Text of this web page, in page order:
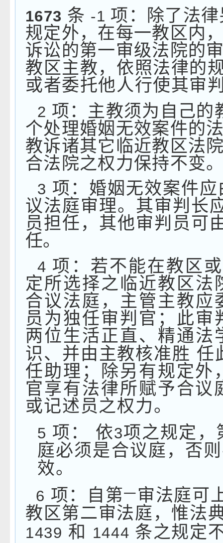
1673 条 -1 项：除了法
规定外，在每一教区内
诉讼的第一审级法院的
教区主教，依照法律的
或者委托他人行使其审
2 项：主教须为自己的
个处理婚姻无效案件的
教诉诸其它临近教区法
合法院之权力保持不变
3 项：婚姻无效案件
议法庭审理。其审判长
员担任，其他审判员可
任。
4 项：若不能在教区
定所选择之临近教区法
合议法庭，主管主教应
员为独任审判官；此审
两位生活正直、精通法
识、并由主教核准胜 任
任助理；除另有规定外
官享有法律所赋予合议
或记述员之权力。
5 项： 依3项之规定，
庭必须是合议庭，否
效。
6 项：自第一 审法庭可
教区第二审法庭，惟法
1439 和 1444 条之规定